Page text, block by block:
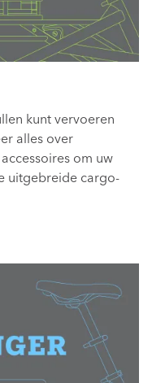
kunt vervoeren
alles over
om uw
uitgebreide cargo-